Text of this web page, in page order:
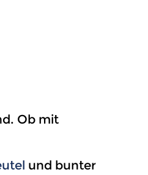
Ob mit
und bunter